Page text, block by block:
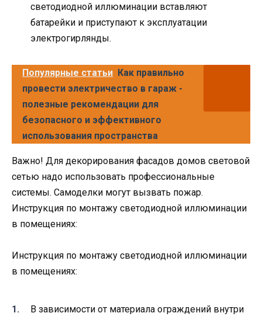
светодиодной иллюминации вставляют
батарейки и приступают к эксплуатации
электрогирлянды.
Популярные статьи Как правильно
провести электричество в гараж -
полезные рекомендации для
безопасного и эффективного
использования пространства
Важно! Для декорирования фасадов домов световой
сетью надо использовать профессиональные
системы. Самоделки могут вызвать пожар.
Инструкция по монтажу светодиодной иллюминации
в помещениях:
Инструкция по монтажу светодиодной иллюминации
в помещениях:
В зависимости от материала ограждений внутри